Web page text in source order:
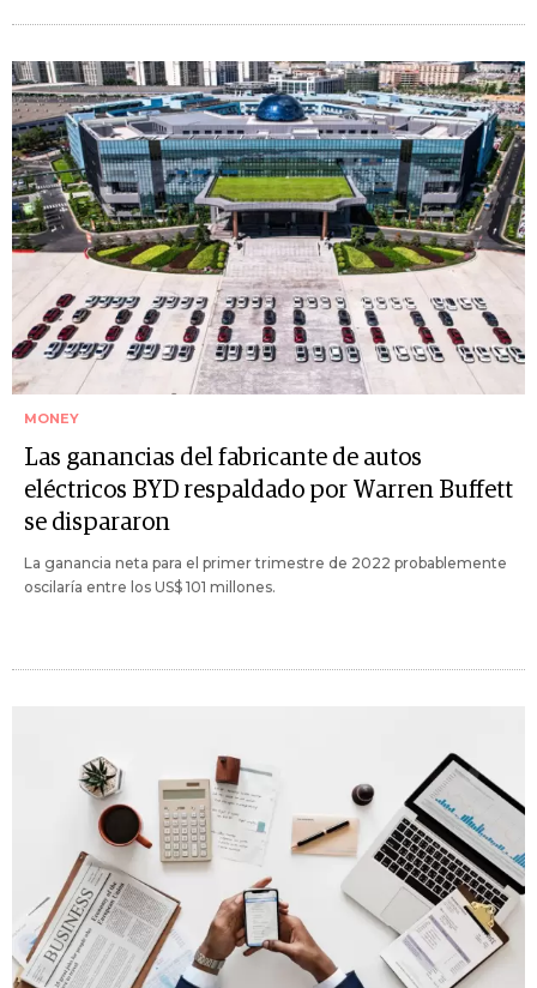
MONEY
Las ganancias del fabricante de autos
eléctricos BYD respaldado por Warren Buffett
se dispararon
La ganancia neta para el primer trimestre de 2022 probablemente
oscilaría entre los US$ 101 millones.